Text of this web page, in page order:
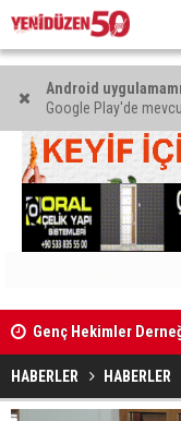
Android
Google Play'de
Genç Hekimler
açtı
HABERLER HABERLER